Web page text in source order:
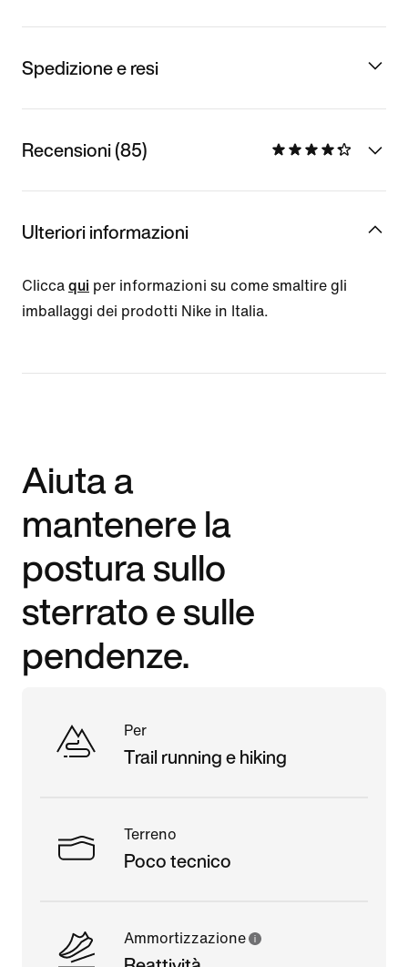
Spedizione e resi
Recensioni (85)
Ulteriori informazioni
Clicca qui per informazioni su come smaltire gli
imballaggi dei prodotti Nike in Italia.
Aiuta a
mantenere la
postura sullo
sterrato e sulle
pendenze.
Per
Trail running e hiking
Terreno
Poco tecnico
Ammortizzazione